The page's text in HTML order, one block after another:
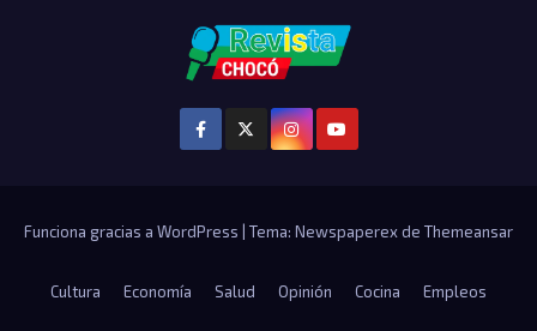
Funciona gracias a WordPress Tema: Newspaperex de Themeansar
Cultura Economía Salud Opinión Cocina Empleos